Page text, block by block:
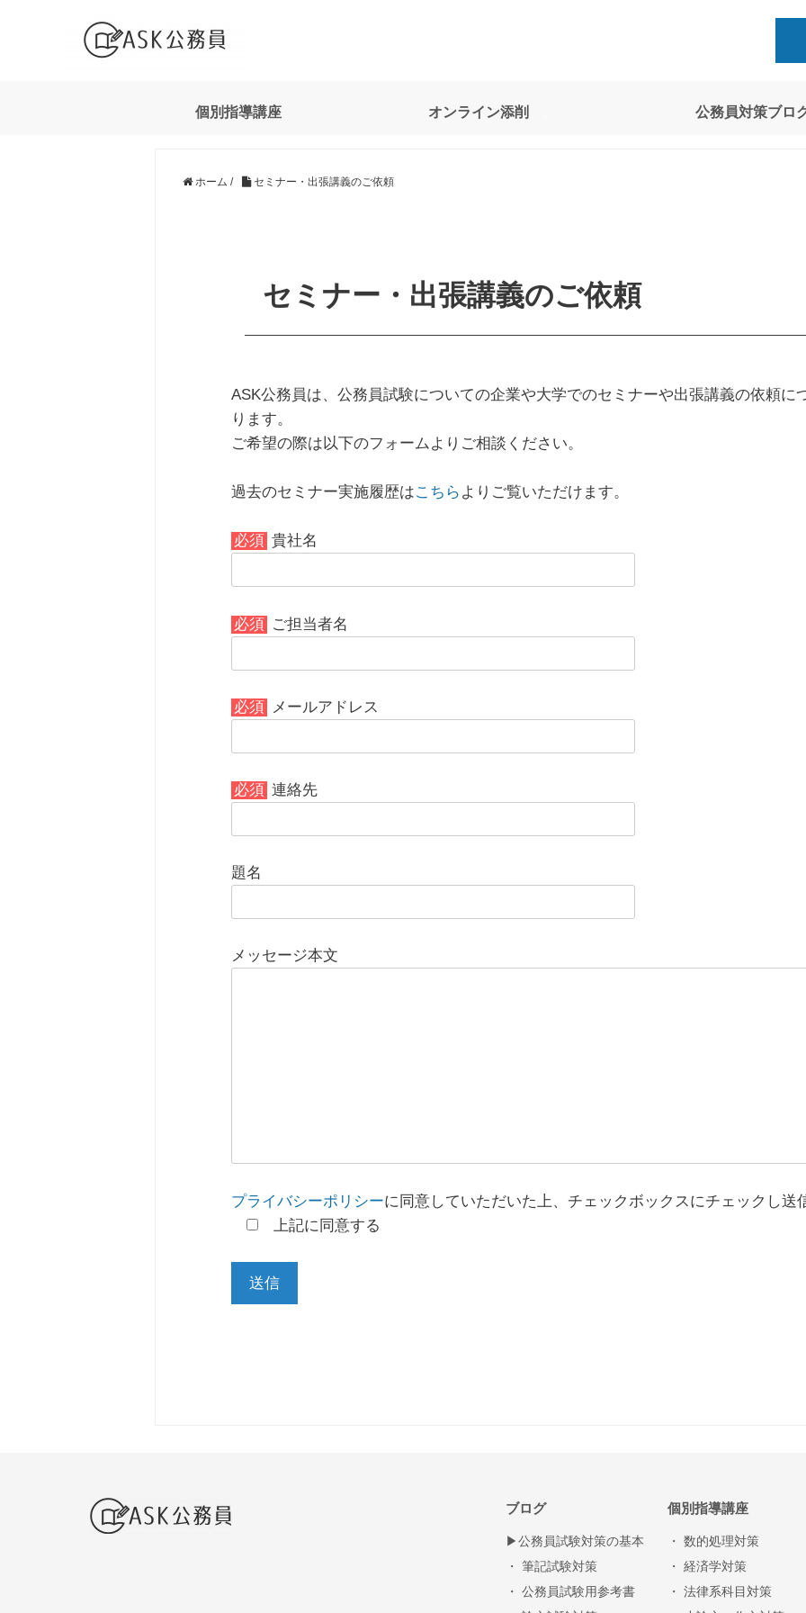
個別指導講座 オンライン添削 公務員対策ブロ
ホーム / セミナー・出張講義のご依頼
セミナー・出張講義のご依頼
ASK公務員は、公務員試験についての企業や大学でのセミナーや出張講義の依頼に
ります。
ご希望の際は以下のフォームよりご相談ください。
過去のセミナー実施履歴はこちら よりご覧いただけます。
必須 貴社名
必須 ご担当者名
必須 メールアドレス
必須 連絡先
題名
メッセージ本文
プライバシーポリシーに同意していただいた上、チェックボックスにチェックし送
上記に同意する
ブログ
▶︎公務員試験対策の基本
・ 筆記試験対策
・ 公務員試験用参考書
個別指導講座
・ 数的処理対策
・ 経済学対策
・ 法律系科目対策